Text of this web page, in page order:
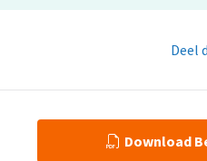
Deel
Download